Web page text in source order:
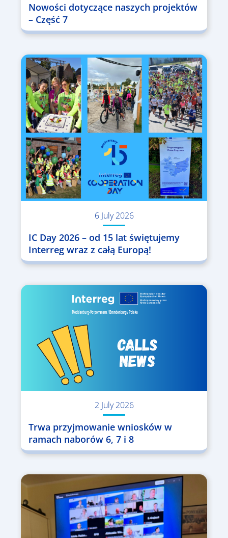
Nowości dotyczące naszych projektów
– Część 7
6 July 2026
IC Day 2026 – od 15 lat świętujemy
Interreg wraz z całą Europą!
2 July 2026
Trwa przyjmowanie wniosków w
ramach naborów 6, 7 i 8